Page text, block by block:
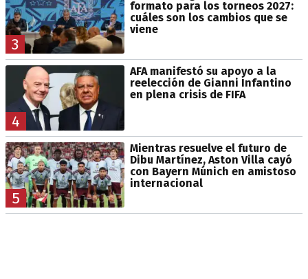
3
formato para los torneos 2027:
cuáles son los cambios que se
viene
4
AFA manifestó su apoyo a la
reelección de Gianni Infantino
en plena crisis de FIFA
5
Mientras resuelve el futuro de
Dibu Martínez, Aston Villa cayó
con Bayern Múnich en amistoso
internacional